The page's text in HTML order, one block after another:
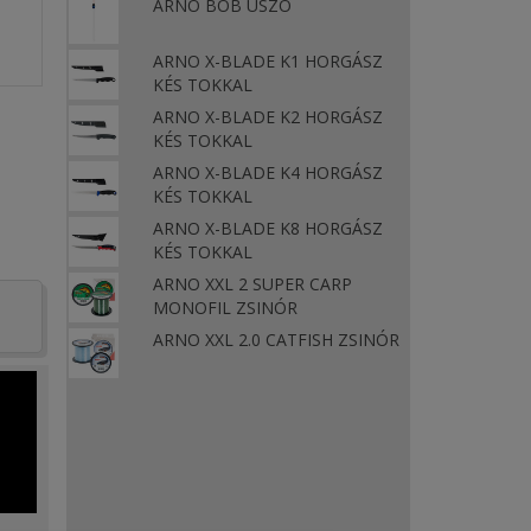
ARNO BOB ÚSZÓ
ARNO X-BLADE K1 HORGÁSZ
KÉS TOKKAL
ARNO X-BLADE K2 HORGÁSZ
KÉS TOKKAL
ARNO X-BLADE K4 HORGÁSZ
KÉS TOKKAL
ARNO X-BLADE K8 HORGÁSZ
KÉS TOKKAL
ARNO XXL 2 SUPER CARP
MONOFIL ZSINÓR
ARNO XXL 2.0 CATFISH ZSINÓR